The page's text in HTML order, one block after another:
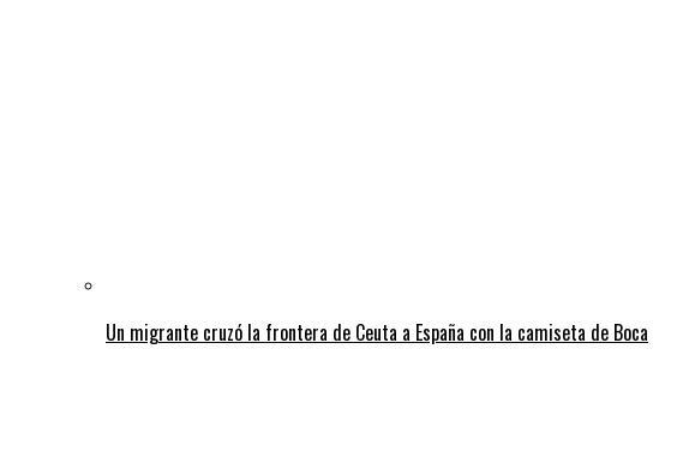
Un migrante cruzó la frontera de Ceuta a España con la camiseta de Boca